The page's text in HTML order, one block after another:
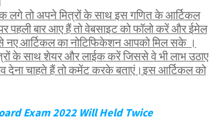
लगे तो अपने मित्रों के साथ इस गणित के आर्टिकल
बार आए हैं तो वेबसाइट को फॉलो करें और ईमेल
नए आर्टिकल का नोटिफिकेशन आपको मिल सके ।
के साथ शेयर और लाईक करें जिससे वे भी लाभ उठाए
देना चाहते हैं तो कमेंट करके बताएं।इस आर्टिकल को
Exam 2022 Will Held Twice